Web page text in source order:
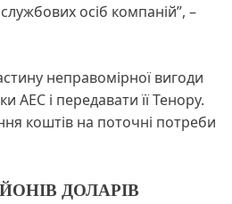
осіб компаній”, –
неправомірної вигоди
АЕС і передавати її Тенору.
коштів на поточні потреби
ДОЛАРІВ